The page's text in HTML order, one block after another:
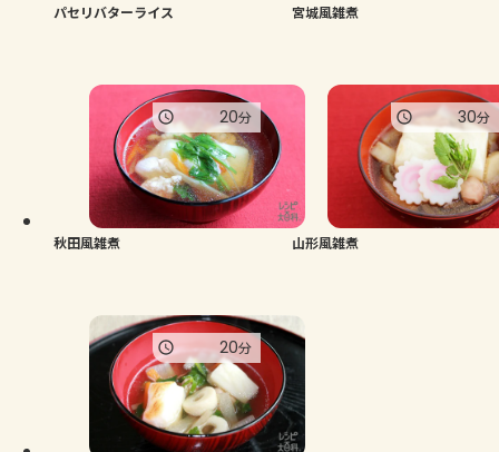
パセリバターライス 宮城風雑煮
秋田風雑煮
20分
山形風雑煮
30分
20分